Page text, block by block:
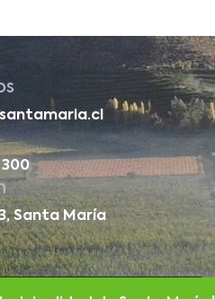
300
Santa María